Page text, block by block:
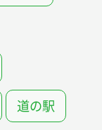
道の駅